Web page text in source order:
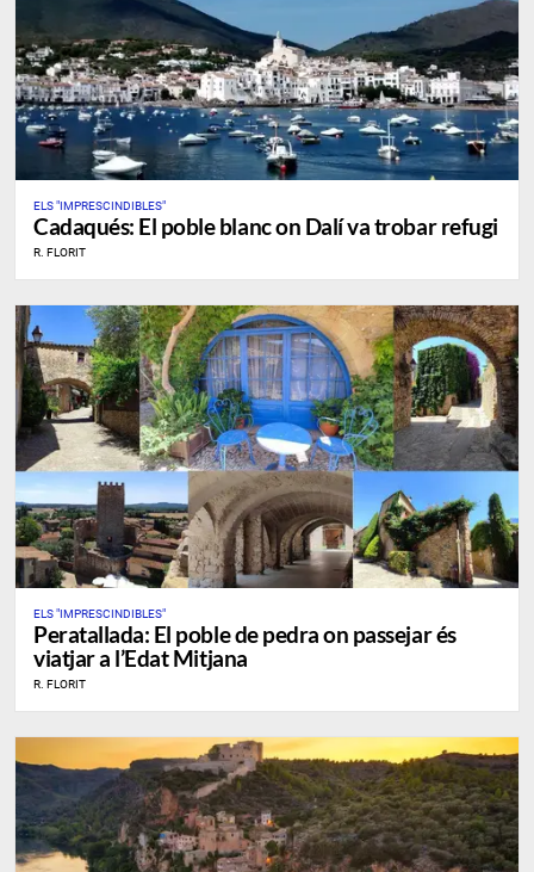
ELS "IMPRESCINDIBLES"
Cadaqués: El poble blanc on Dalí va trobar refugi
R. FLORIT
ELS "IMPRESCINDIBLES"
Peratallada: El poble de pedra on passejar és
viatjar a l’Edat Mitjana
R. FLORIT